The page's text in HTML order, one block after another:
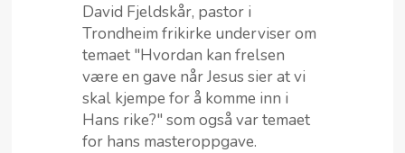
David Fjeldskår, pastor i
Trondheim frikirke underviser om
temaet "Hvordan kan frelsen
være en gave når Jesus sier at vi
skal kjempe for å komme inn i
Hans rike?" som også var temaet
for hans masteroppgave.